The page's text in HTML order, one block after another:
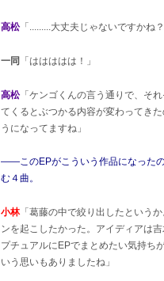
高松「.........大丈夫じゃないですかね？
一同 「ははははは！」
高松「ケンゴくんの言う通りで、そ
てくるとぶつかる内容が変わってき
うになってますね」
――このEPがこういう作品になった
む４曲。
小林「葛藤の中で絞り出したという
ンを起こしたかった。アイディアは
プチュアルにEPでまとめたい気持ち
いう思いもありましたね」